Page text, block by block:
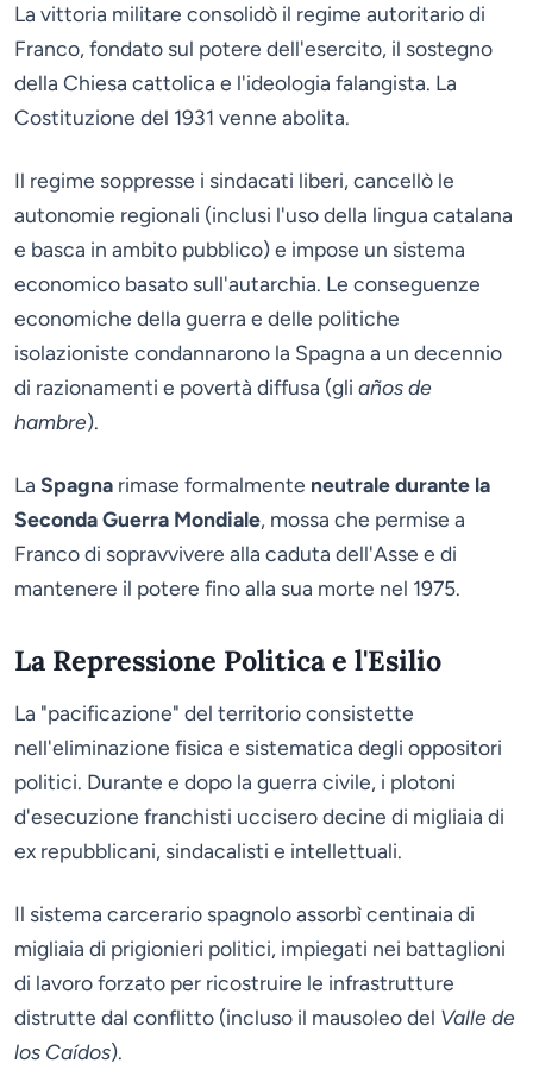
La vittoria militare consolidò il regime autoritario di
Franco, fondato sul potere dell'esercito, il sostegno
della Chiesa cattolica e l'ideologia falangista. La
Costituzione del 1931 venne abolita.
Il regime soppresse i sindacati liberi, cancellò le
autonomie regionali (inclusi l'uso della lingua catalana
e basca in ambito pubblico) e impose un sistema
economico basato sull'autarchia. Le conseguenze
economiche della guerra e delle politiche
isolazioniste condannarono la Spagna a un decennio
di razionamenti e povertà diffusa (gli años de
hambre).
La Spagna rimase formalmente neutrale durante la
Seconda Guerra Mondiale, mossa che permise a
Franco di sopravvivere alla caduta dell'Asse e di
mantenere il potere fino alla sua morte nel 1975.
La Repressione Politica e l'Esilio
La "pacificazione" del territorio consistette
nell'eliminazione fisica e sistematica degli oppositori
politici. Durante e dopo la guerra civile, i plotoni
d'esecuzione franchisti uccisero decine di migliaia di
ex repubblicani, sindacalisti e intellettuali.
Il sistema carcerario spagnolo assorbì centinaia di
migliaia di prigionieri politici, impiegati nei battaglioni
di lavoro forzato per ricostruire le infrastrutture
distrutte dal conflitto (incluso il mausoleo del Valle de
los Caídos).